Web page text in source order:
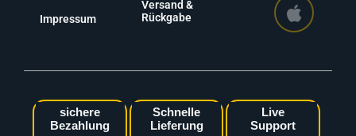
Impressum
Versand &
Rückgabe
sichere
Bezahlung
Schnelle
Lieferung
Live
Support